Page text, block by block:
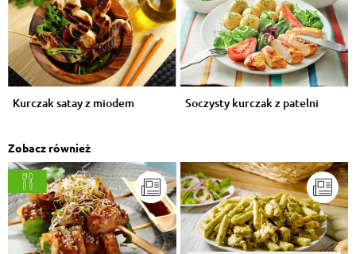
Kurczak satay z miodem Soczysty kurczak z patelni
Zobacz również